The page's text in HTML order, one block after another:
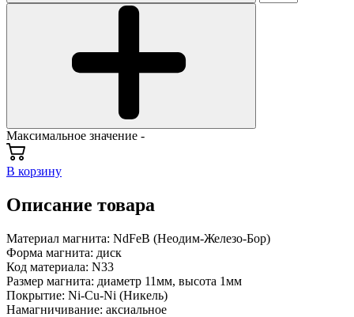
Максимальное значение -
В корзину
Описание товара
Материал магнита: NdFeB (Неодим-Железо-Бор)
Форма магнита: диск
Код материала: N33
Размер магнита: диаметр 11мм, высота 1мм
Покрытие: Ni-Cu-Ni (Никель)
Намагничивание: аксиальное